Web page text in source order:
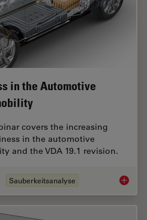
in the Automotive
covers the increasing
in the automotive
and the VDA 19.1 revision.
Sauberkeitsanalyse